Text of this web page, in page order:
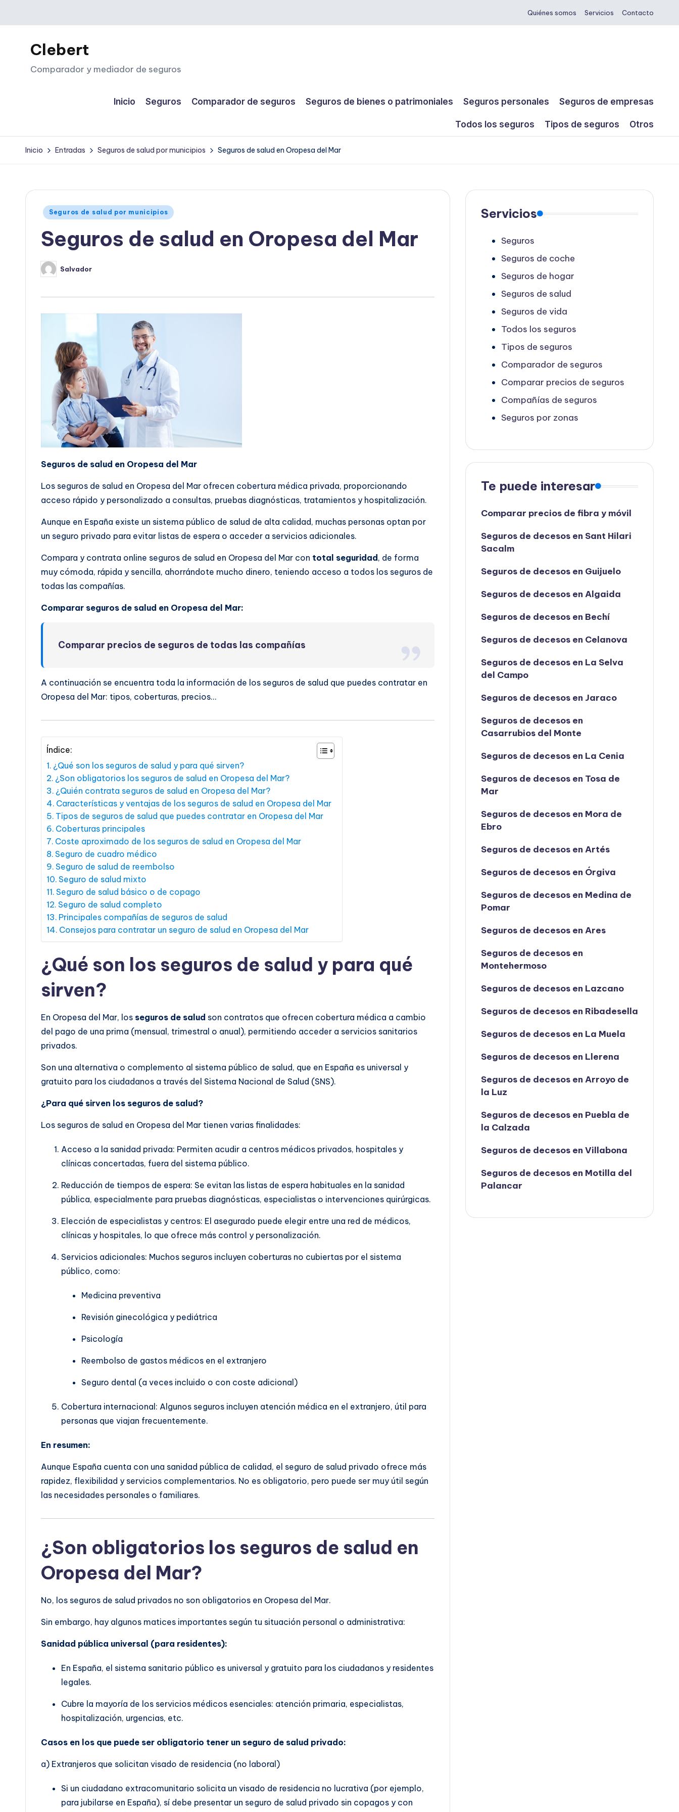
Saltar
contenido
Quiénes somos Servicios Contacto
Clebert
Comparador y mediador de seguros
Inicio Seguros Comparador de seguros Seguros de bienes o patrimoniales Seguros personales Seguros de empresas
Todos los seguros Tipos de seguros Otros
Inicio Entradas Seguros de salud por municipios Seguros de salud en Oropesa del Mar
Publicado
Seguros de salud por municipios
Seguros de salud en Oropesa del Mar
Publicado
por
Salvador
Seguros de salud en Oropesa del Mar
Los seguros de salud en Oropesa del Mar ofrecen cobertura médica privada, proporcionando
acceso rápido y personalizado a consultas, pruebas diagnósticas, tratamientos y hospitalización.
Aunque en España existe un sistema público de salud de alta calidad, muchas personas optan por
un seguro privado para evitar listas de espera o acceder a servicios adicionales.
Compara y contrata online seguros de salud en Oropesa del Mar con total seguridad , de forma
muy cómoda, rápida y sencilla, ahorrándote mucho dinero, teniendo acceso a todos los seguros de
todas las compañías.
Comparar seguros de salud en Oropesa del Mar:
Comparar precios de seguros de todas las compañías
A continuación se encuentra toda la información de los seguros de salud que puedes contratar en
Oropesa del Mar: tipos, coberturas, precios…
Índice:
¿Qué son los seguros de salud y para qué sirven?
¿Son obligatorios los seguros de salud en Oropesa del Mar?
¿Quién contrata seguros de salud en Oropesa del Mar?
Características y ventajas de los seguros de salud en Oropesa del Mar
Tipos de seguros de salud que puedes contratar en Oropesa del Mar
Coberturas principales
Coste aproximado de los seguros de salud en Oropesa del Mar
Seguro de cuadro médico
Seguro de salud de reembolso
Seguro de salud mixto
Seguro de salud básico o de copago
Seguro de salud completo
Principales compañías de seguros de salud
Consejos para contratar un seguro de salud en Oropesa del Mar
¿Qué son los seguros de salud y para qué
sirven?
En Oropesa del Mar, los seguros de salud son contratos que ofrecen cobertura médica a cambio
del pago de una prima (mensual, trimestral o anual), permitiendo acceder a servicios sanitarios
privados.
Son una alternativa o complemento al sistema público de salud, que en España es universal y
gratuito para los ciudadanos a través del Sistema Nacional de Salud (SNS).
¿Para qué sirven los seguros de salud?
Los seguros de salud en Oropesa del Mar tienen varias finalidades:
Acceso a la sanidad privada: Permiten acudir a centros médicos privados, hospitales y
clínicas concertadas, fuera del sistema público.
Reducción de tiempos de espera: Se evitan las listas de espera habituales en la sanidad
pública, especialmente para pruebas diagnósticas, especialistas o intervenciones quirúrgicas.
Elección de especialistas y centros: El asegurado puede elegir entre una red de médicos,
clínicas y hospitales, lo que ofrece más control y personalización.
Servicios adicionales: Muchos seguros incluyen coberturas no cubiertas por el sistema
público, como:
Medicina preventiva
Revisión ginecológica y pediátrica
Psicología
Reembolso de gastos médicos en el extranjero
Seguro dental (a veces incluido o con coste adicional)
Cobertura internacional: Algunos seguros incluyen atención médica en el extranjero, útil para
personas que viajan frecuentemente.
En resumen:
Aunque España cuenta con una sanidad pública de calidad, el seguro de salud privado ofrece más
rapidez, flexibilidad y servicios complementarios. No es obligatorio, pero puede ser muy útil según
las necesidades personales o familiares.
¿Son obligatorios los seguros de salud en
Oropesa del Mar?
No, los seguros de salud privados no son obligatorios en Oropesa del Mar.
Sin embargo, hay algunos matices importantes según tu situación personal o administrativa:
Sanidad pública universal (para residentes):
En España, el sistema sanitario público es universal y gratuito para los ciudadanos y residentes
legales.
Cubre la mayoría de los servicios médicos esenciales: atención primaria, especialistas,
hospitalización, urgencias, etc.
Casos en los que puede ser obligatorio tener un seguro de salud privado:
a) Extranjeros que solicitan visado de residencia (no laboral)
Si un ciudadano extracomunitario solicita un visado de residencia no lucrativa (por ejemplo,
para jubilarse en España), sí debe presentar un seguro de salud privado sin copagos y con
Servicios
Seguros
Seguros de coche
Seguros de hogar
Seguros de salud
Seguros de vida
Todos los seguros
Tipos de seguros
Comparador de seguros
Comparar precios de seguros
Compañías de seguros
Seguros por zonas
Te puede interesar
Comparar precios de fibra y móvil
Seguros de decesos en Sant Hilari
Sacalm
Seguros de decesos en Guijuelo
Seguros de decesos en Algaida
Seguros de decesos en Bechí
Seguros de decesos en Celanova
Seguros de decesos en La Selva
del Campo
Seguros de decesos en Jaraco
Seguros de decesos en
Casarrubios del Monte
Seguros de decesos en La Cenia
Seguros de decesos en Tosa de
Mar
Seguros de decesos en Mora de
Ebro
Seguros de decesos en Artés
Seguros de decesos en Órgiva
Seguros de decesos en Medina de
Pomar
Seguros de decesos en Ares
Seguros de decesos en
Montehermoso
Seguros de decesos en Lazcano
Seguros de decesos en Ribadesella
Seguros de decesos en La Muela
Seguros de decesos en Llerena
Seguros de decesos en Arroyo de
la Luz
Seguros de decesos en Puebla de
la Calzada
Seguros de decesos en Villabona
Seguros de decesos en Motilla del
Palancar